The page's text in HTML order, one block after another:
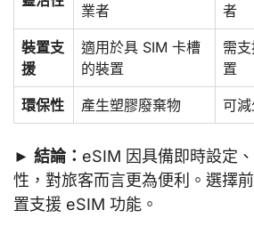
業者
者
裝置支
援
適用於具 SIM 卡槽
的裝置
需
置
環保性 產生塑膠廢棄物 可
► 結論： eSIM 因具備即時設定
性，對旅客而言更為便利。選擇
置支援 eSIM 功能。